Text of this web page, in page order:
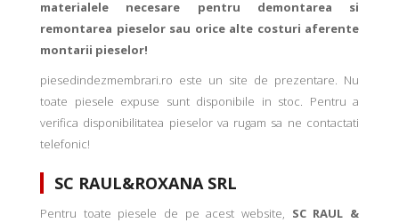
materialele necesare pentru demontarea si
remontarea pieselor sau orice alte costuri aferente
montarii pieselor!
piesedindezmembrari.ro este un site de prezentare. Nu
toate piesele expuse sunt disponibile in stoc. Pentru a
verifica disponibilitatea pieselor va rugam sa ne contactati
telefonic!
SC RAUL&ROXANA SRL
Pentru toate piesele de pe acest website, SC RAUL &